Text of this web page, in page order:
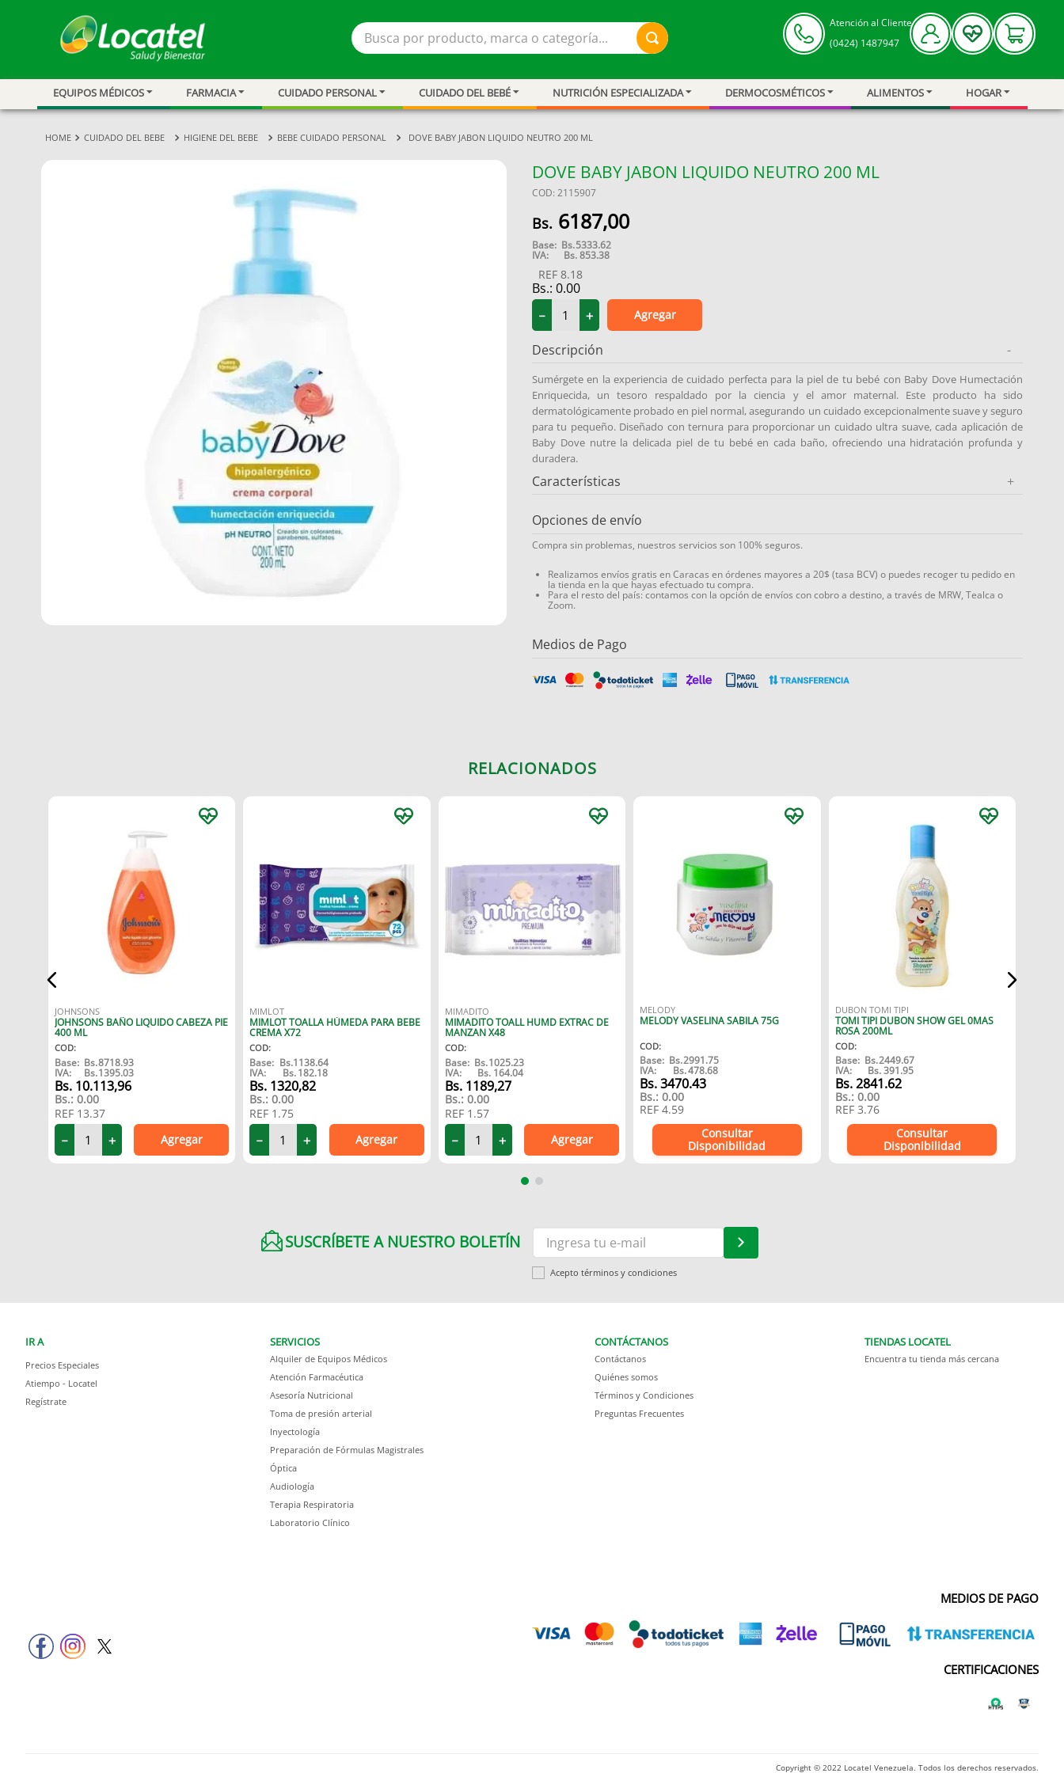
Busca por producto, marca o categoría...
Atención al Cliente
(0424) 1487947
EQUIPOS MÉDICOS FARMACIA CUIDADO PERSONAL CUIDADO DEL BEBÉ NUTRICIÓN ESPECIALIZADA DERMOCOSMÉTICOS ALIMENTOS HOGAR
CUIDADO DEL BEBE HIGIENE DEL BEBE BEBE CUIDADO PERSONAL DOVE BABY JABON LIQUIDO NEUTRO 200 ML
DOVE BABY JABON LIQUIDO NEUTRO 200 ML
COD: 2115907
6187,00
Base: Bs.5333.62
IVA: Bs.853.38
REF 8.18
Bs.: 0.00
＋
－ Agregar
Descripción -
Sumérgete en la experiencia de cuidado perfecta para la piel de tu bebé con Baby Dove Humectación
Enriquecida, un tesoro respaldado por la ciencia y el amor maternal. Este producto ha sido
dermatológicamente probado en piel normal, asegurando un cuidado excepcionalmente suave y seguro
para tu pequeño. Diseñado con ternura para proporcionar un cuidado ultra suave, cada aplicación de
Baby Dove nutre la delicada piel de tu bebé en cada baño, ofreciendo una hidratación profunda y
duradera.
Características +
Opciones de envío
Compra sin problemas, nuestros servicios son 100% seguros.
Realizamos envíos gratis en Caracas en órdenes mayores a 20$ (tasa BCV) o puedes recoger tu pedido en
la tienda en la que hayas efectuado tu compra.
Para el resto del país: contamos con la opción de envíos con cobro a destino, a través de MRW, Tealca o
Zoom.
Medios de Pago
RELACIONADOS
JOHNSONS
JOHNSONS BAÑO LIQUIDO CABEZA PIE
400 ML
COD:
Base: Bs.8718.93
IVA: Bs.1395.03
10.113,96
Bs.: 0.00
REF 13.37
＋
－ Agregar
MIMLOT
MIMLOT TOALLA HÚMEDA PARA BEBE
CREMA X72
COD:
Base: Bs.1138.64
IVA: Bs.182.18
1320,82
Bs.: 0.00
REF 1.75
＋
－ Agregar
MIMADITO
MIMADITO TOALL HUMD EXTRAC DE
MANZAN X48
COD:
Base: Bs.1025.23
IVA: Bs. 164.04
1189,27
Bs.: 0.00
REF 1.57
＋
－ Agregar
MELODY
MELODY VASELINA SABILA 75G
COD:
Base: Bs.2991.75
IVA: Bs.478.68
Bs.3470.43
Bs.: 0.00
REF4.59
Consultar
Disponibilidad
DUBON TOMI TIPI
TOMI TIPI DUBON SHOW GEL 0MAS
ROSA 200ML
COD:
Base: Bs.2449.67
IVA: Bs.391.95
Bs.2841.62
Bs.: 0.00
REF 3.76
Consultar
Disponibilidad
SUSCRÍBETE A NUESTRO BOLETÍN
Acepto términos y condiciones
IR A
Precios Especiales
Atiempo - Locatel
Regístrate
SERVICIOS
Alquiler de Equipos Médicos
Atención Farmacéutica
Asesoría Nutricional
Toma de presión arterial
Inyectología
Preparación de Fórmulas Magistrales
Óptica
Audiología
Terapia Respiratoria
Laboratorio Clínico
CONTÁCTANOS
Contáctanos
Quiénes somos
Términos y Condiciones
Preguntas Frecuentes
TIENDAS LOCATEL
Encuentra tu tienda más cercana
MEDIOS DE PAGO
CERTIFICACIONES
Copyright © 2022 Locatel Venezuela. Todos los derechos reservados.
3.
tensiometro
4.
vitamina
7
champu
8.
miovit